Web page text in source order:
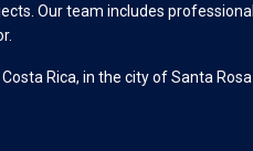
Our team includes
Rica, in the city of Santa